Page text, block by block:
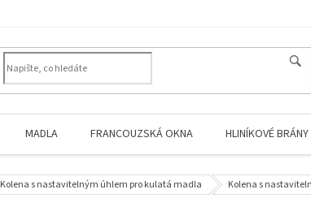
MADLA FRANCOUZSKÁ OKNA HLINÍKOVÉ
Kolena s nastavitelným úhlem pro kulatá madla Kolena s